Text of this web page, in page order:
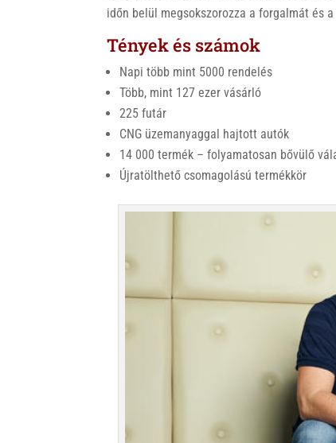
időn belül megsokszorozza a forgalmát és
Tények és számok
Napi több mint 5000 rendelés
Több, mint 127 ezer vásárló
225 futár
CNG üzemanyaggal hajtott autók
14 000 termék – folyamatosan bővülő
Újratölthető csomagolású termékkör